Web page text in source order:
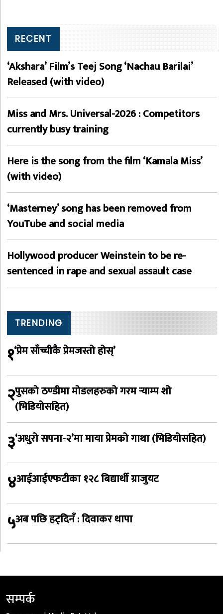
RECENT
‘Akshara’ Film’s Teej Song ‘Nachau Barilai’
Released (with video)
Miss and Mrs. Universal-2026 : Competitors
currently busy training
Here is the song from the film ‘Kamala Miss’
(with video)
‘Masterney’ song has been removed from
YouTube and social media
Hollywood producer Weinstein to be re-
sentenced in rape and sexual assault case
TRENDING
१‘प्रेम साँच्चीकै प्रेमजस्तो होस्’
२पुसको ठण्डीमा मोडलहरुको गरम र्‍याम्प शो
(भिडियोसहित)
३‘अधुरो सपना-२’मा माया प्रेमको गाथा (भिडियोसहित)
४आईआईएफटीका १२८ बिद्यार्थी ग्राजुयट
५अब पछि हट्दिनँ : दिवाकर थापा
सम्पर्क